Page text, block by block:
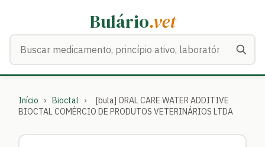
Bulário.vet
Início › Bioctal ›
[bula] ORAL CARE WATER ADDITIVE
BIOCTAL COMÉRCIO DE PRODUTOS VETERINÁRIOS LTDA